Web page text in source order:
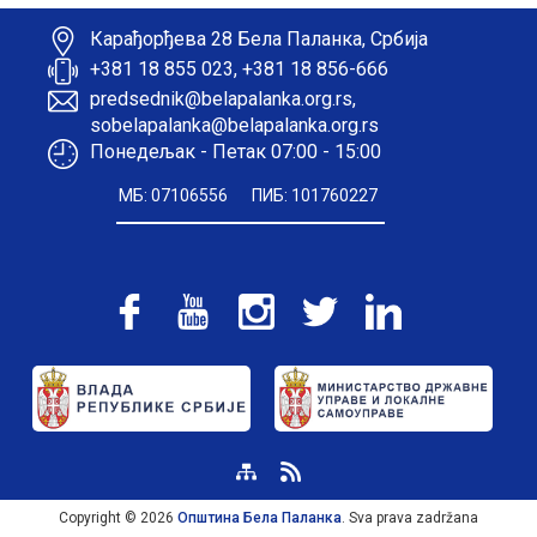
Карађорђева 28 Бела Паланка, Србија
+381 18 855 023, +381 18 856-666
predsednik@belapalanka.org.rs,
sobelapalanka@belapalanka.org.rs
Понедељак - Петак 07:00 - 15:00
МБ: 07106556 ПИБ: 101760227
Copyright © 2026 Општина Бела Паланка . Sva prava zadržana